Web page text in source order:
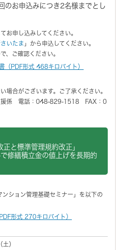
のお申込みにつき2名様までとし
お申し込みしてください。
いたま 」から申込してください。
、ご確認ください。
（PDF形式 468キロバイト）
場合がございます。ご了承ください。
援係 電話：048-829-1518 FAX：0
と標準管理規約改正」
修繕積立金の値上げを長期的
ンション管理基礎セミナー」を以下の
形式 270キロバイト）
）